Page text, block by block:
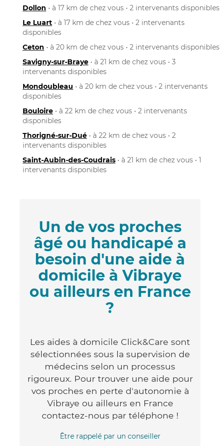
Dollon • à 17 km de chez vous • 2 intervenants disponibles
Le Luart • à 17 km de chez vous • 2 intervenants
disponibles
Ceton • à 20 km de chez vous • 2 intervenants disponibles
Savigny-sur-Braye • à 21 km de chez vous • 3
intervenants disponibles
Mondoubleau • à 20 km de chez vous • 2 intervenants
disponibles
Bouloire • à 22 km de chez vous • 2 intervenants
disponibles
Thorigné-sur-Dué • à 22 km de chez vous • 2
intervenants disponibles
Saint-Aubin-des-Coudrais • à 21 km de chez vous • 1
intervenants disponibles
Un de vos proches
âgé ou handicapé a
besoin d'une aide à
domicile à Vibraye
ou ailleurs en France
?
Les aides à domicile Click&Care sont
sélectionnées sous la supervision de
médecins selon un processus
rigoureux. Pour trouver une aide pour
vos proches en perte d'autonomie à
Vibraye ou ailleurs en France
contactez-nous par téléphone !
Être rappelé par un conseiller